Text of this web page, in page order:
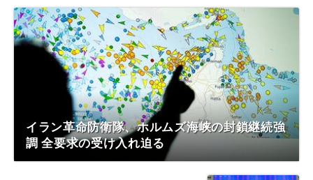
イラン革命防衛隊、ホルムズ海峡の封鎖継続強
調 全要求の受け入れ迫る